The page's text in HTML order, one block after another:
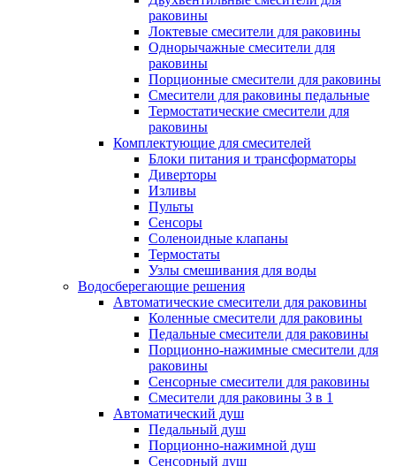
раковины
Локтевые смесители для раковины
Однорычажные смесители для
раковины
Порционные смесители для раковины
Смесители для раковины педальные
Термостатические смесители для
раковины
Комплектующие для смесителей
Блоки питания и трансформаторы
Диверторы
Изливы
Пульты
Сенсоры
Соленоидные клапаны
Термостаты
Узлы смешивания для воды
Водосберегающие решения
Автоматические смесители для раковины
Коленные смесители для раковины
Педальные смесители для раковины
Порционно-нажимные смесители для
раковины
Сенсорные смесители для раковины
Смесители для раковины 3 в 1
Автоматический душ
Педальный душ
Порционно-нажимной душ
Сенсорный душ